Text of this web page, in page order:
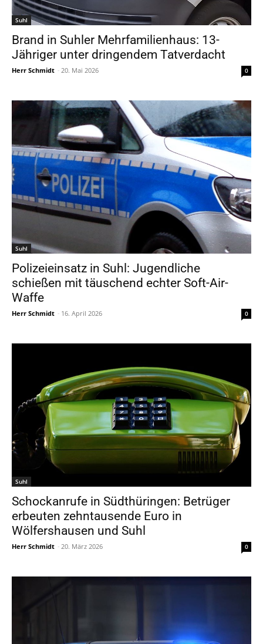
Suhl
Brand in Suhler Mehrfamilienhaus: 13-
Jähriger unter dringendem Tatverdacht
Herr Schmidt - 20. Mai 2026 0
Suhl
Polizeieinsatz in Suhl: Jugendliche
schießen mit täuschend echter Soft-Air-
Waffe
Herr Schmidt - 16. April 2026 0
Suhl
Schockanrufe in Südthüringen: Betrüger
erbeuten zehntausende Euro in
Wölfershausen und Suhl
Herr Schmidt - 20. März 2026 0